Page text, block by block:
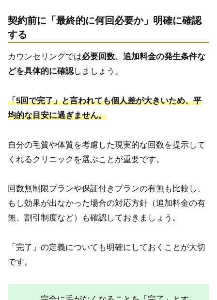
契約前に「最終的に何回必要か」明確に確認
する
カウンセリングでは必要回数、追加料金の発生条件な
どを具体的に確認しましょう。
「5回で完了」と言われても個人差が大きいため、平
均的な目安に過ぎません。
自分の毛質や体質を考慮した現実的な回数を提示して
くれるクリニックを選ぶことが重要です。
回数無制限プランや保証付きプランの有無も比較し、
もし効果が出なかった場合の対応方針（追加料金の有
無、割引制度など）も確認しておきましょう。
「完了」の定義についても明確にしておくことが大切
です。